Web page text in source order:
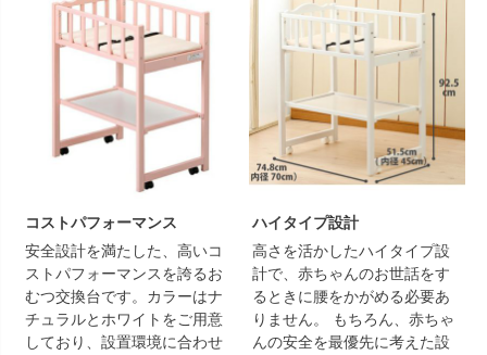
コストパフォーマンス
安全設計を満たした、高いコ
ストパフォーマンスを誇るお
むつ交換台です。カラーはナ
チュラルとホワイトをご用意
しており、設置環境に合わせ
ハイタイプ設計
高さを活かしたハイタイプ設
計で、赤ちゃんのお世話をす
るときに腰をかがめる必要あ
りません。 もちろん、赤ちゃ
んの安全を最優先に考えた設